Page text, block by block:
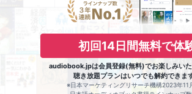
初回14日間無料で体
audiobook.jpは会員登録(無料)でお楽しみいた
聴き放題プランはいつでも解約できます
※日本マーケティングリサーチ機構2023年11